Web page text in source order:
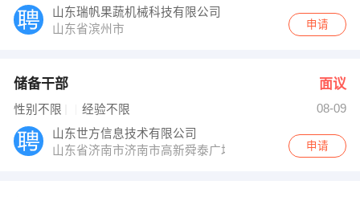
山东瑞帆果蔬机械科技有限公司
山东省滨州市
申请
储备干部 面议
性别不限 经验不限
08-09
山东世方信息技术有限公司
山东省济南市济南市高新舜泰广场
申请